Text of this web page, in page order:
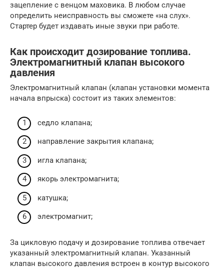
зацепление с венцом маховика. В любом случае
определить неисправность вы сможете «на слух».
Стартер будет издавать иные звуки при работе.
Как происходит дозирование топлива.
Электромагнитный клапан высокого
давления
Электромагнитный клапан (клапан установки момента
начала впрыска) состоит из таких элементов:
седло клапана;
направление закрытия клапана;
игла клапана;
якорь электромагнита;
катушка;
электромагнит;
За цикловую подачу и дозирование топлива отвечает
указанный электромагнитный клапан. Указанный
клапан высокого давления встроен в контур высокого